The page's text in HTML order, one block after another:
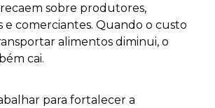
sobre produtores,
e comerciantes. Quando o custo
alimentos diminui, o
cai.
para fortalecer a